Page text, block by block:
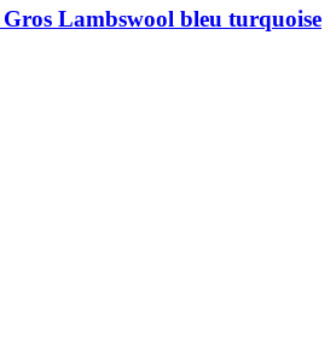
Gros Lambswool bleu turquoise